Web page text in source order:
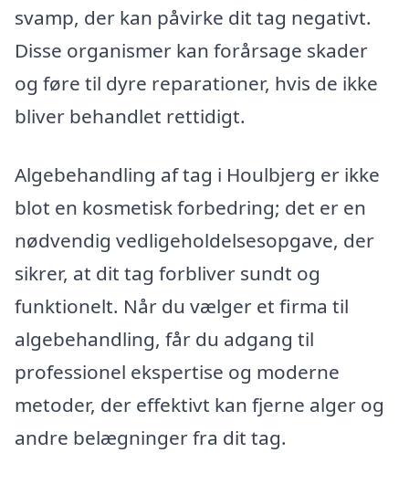
svamp, der kan påvirke dit tag negativt.
Disse organismer kan forårsage skader
og føre til dyre reparationer, hvis de ikke
bliver behandlet rettidigt.
Algebehandling af tag i Houlbjerg er ikke
blot en kosmetisk forbedring; det er en
nødvendig vedligeholdelsesopgave, der
sikrer, at dit tag forbliver sundt og
funktionelt. Når du vælger et firma til
algebehandling, får du adgang til
professionel ekspertise og moderne
metoder, der effektivt kan fjerne alger og
andre belægninger fra dit tag.